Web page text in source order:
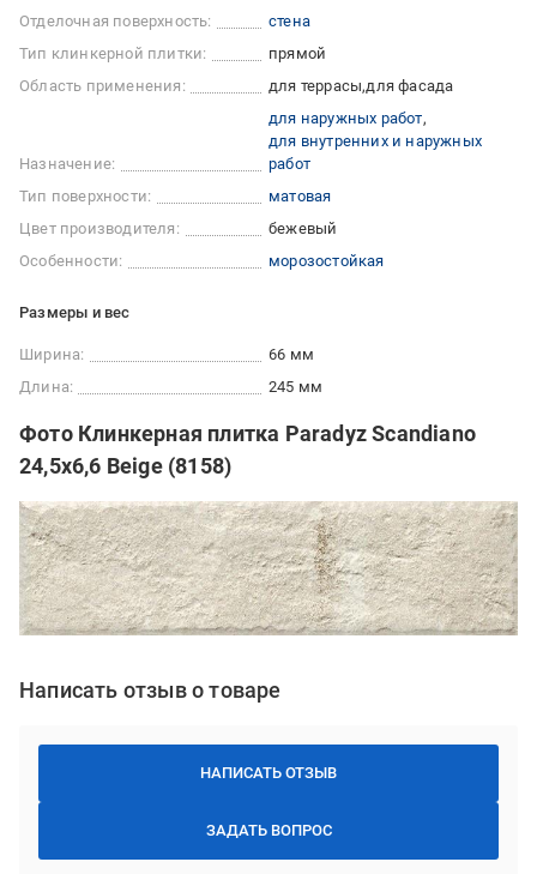
Отделочная поверхность:
стена
Тип клинкерной плитки:
прямой
Область применения:
для террасы для фасада
Назначение:
для наружных работ
для внутренних и наружных
работ
Тип поверхности:
матовая
Цвет производителя:
бежевый
Особенности:
морозостойкая
Размеры и вес
Ширина:
66 мм
Длина:
245 мм
Фото Клинкерная плитка Paradyz Scandiano
24,5x6,6 Beige (8158)
Написать отзыв о товаре
НАПИСАТЬ ОТЗЫВ
ЗАДАТЬ ВОПРОС